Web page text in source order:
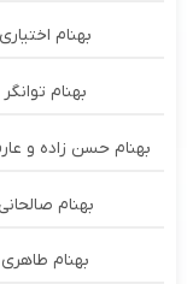
بهنام اختیاری
بهنام توانگر
بهنام حسن زاده و
بهنام صالحانی
بهنام طاهری